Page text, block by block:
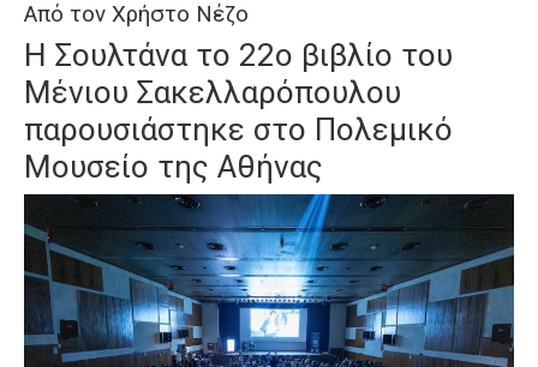
Από τον Χρήστο Νέζο
Η Σουλτάνα το 22ο βιβλίο του
Μένιου Σακελλαρόπουλου
παρουσιάστηκε στο Πολεμικό
Μουσείο της Αθήνας